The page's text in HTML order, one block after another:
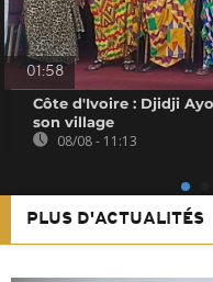
01:58
Côte d'Ivoire : Djidji
son village
08/08 - 11:13
PLUS D'ACTUALITÉS